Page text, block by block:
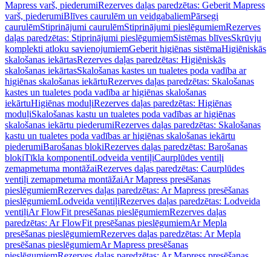
Mapress varš, piederumiRezerves daļas paredzētas: Geberit Mapress
varš, piederumiBlīves caurulēm un veidgabaliemPārsegi
caurulēmStiprinājumi caurulēmStiprinājumi pieslēgumiemRezerves
daļas paredzētas: Stiprinājumi pieslēgumiemSistēmas blīvesSkrūvju
komplekti atloku savienojumiemGeberit higiēnas sistēmaHigiēniskās
skalošanas iekārtasRezerves daļas paredzētas: Higiēniskās
skalošanas iekārtasSkalošanas kastes un tualetes poda vadība ar
higiēnas skalošanas iekārtuRezerves daļas paredzētas: Skalošanas
kastes un tualetes poda vadība ar higiēnas skalošanas
iekārtuHigiēnas moduļiRezerves daļas paredzētas: Higiēnas
moduļiSkalošanas kastu un tualetes poda vadības ar higiēnas
skalošanas iekārtu piederumiRezerves daļas paredzētas: Skalošanas
kastu un tualetes poda vadības ar higiēnas skalošanas iekārtu
piederumiBarošanas blokiRezerves daļas paredzētas: Barošanas
blokiTīkla komponentiLodveida ventiļiCaurplūdes ventiļi
zemapmetuma montāžaiRezerves daļas paredzētas: Caurplūdes
ventiļi zemapmetuma montāžaiAr Mapress presēšanas
pieslēgumiemRezerves daļas paredzētas: Ar Mapress presēšanas
pieslēgumiemLodveida ventiļiRezerves daļas paredzētas: Lodveida
ventiļiAr FlowFit presēšanas pieslēgumiemRezerves daļas
paredzētas: Ar FlowFit presēšanas pieslēgumiemAr Mepla
presēšanas pieslēgumiemRezerves daļas paredzētas: Ar Mepla
presēšanas pieslēgumiemAr Mapress presēšanas